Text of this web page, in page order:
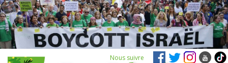
Nous suivre